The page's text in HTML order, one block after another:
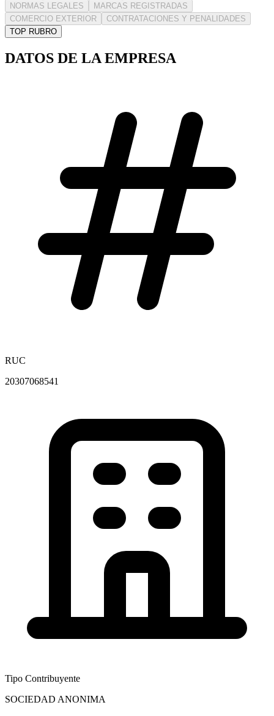
NORMAS LEGALES
MARCAS REGISTRADAS
COMERCIO EXTERIOR
CONTRATACIONES Y PENALIDADES
TOP RUBRO
DATOS DE LA EMPRESA
RUC
20307068541
Tipo Contribuyente
SOCIEDAD ANONIMA